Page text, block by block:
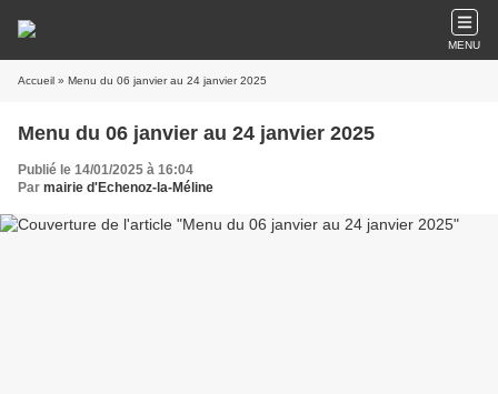
MENU
Accueil » Menu du 06 janvier au 24 janvier 2025
Menu du 06 janvier au 24 janvier 2025
Publié le 14/01/2025 à 16:04
Par mairie d'Echenoz-la-Méline